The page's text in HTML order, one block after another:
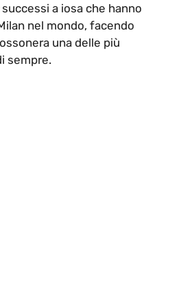
a iosa che hanno
nel mondo, facendo
una delle più
sempre.